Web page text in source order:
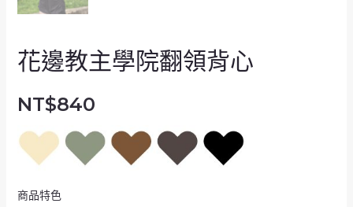
花邊教主學院翻領背心
NT$840
商品特色